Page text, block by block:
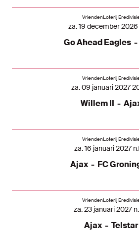
VriendenLoterij
za. 19 december 2026
Go Ahead Eagles -
VriendenLoterij
za. 09 januari 2027
Willem II -
VriendenLoterij
za. 16 januari 2027
Ajax - FC
VriendenLoterij
za. 23 januari 2027
Ajax - Telstar